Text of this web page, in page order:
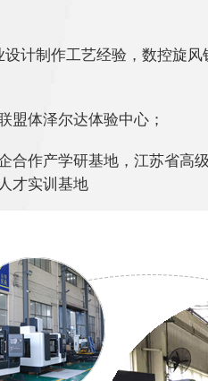
设计制作工艺经验，数控旋风
盟体泽尔达体验中心；
合作产学研基地，江苏省高
才实训基地